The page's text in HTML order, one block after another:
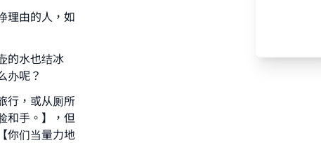
理由的人，如
的水也结冰
办呢？
行，或从厕所
和手。】，但
你们当量力地